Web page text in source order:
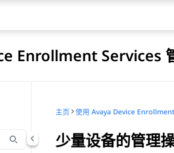
Enrollment Services
主页
少量设备的管理